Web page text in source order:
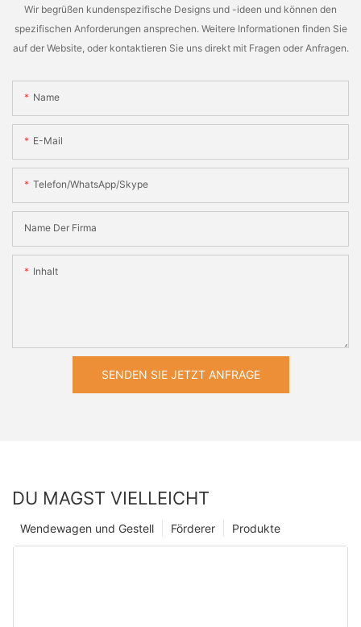
Wir begrüßen kundenspezifische Designs und -ideen und können den
spezifischen Anforderungen ansprechen. Weitere Informationen finden Sie
auf der Website, oder kontaktieren Sie uns direkt mit Fragen oder Anfragen.
Name
E-Mail
Telefon/WhatsApp/Skype
Name Der Firma
Inhalt
SENDEN SIE JETZT ANFRAGE
DU MAGST VIELLEICHT
Produkte
Förderer
Wendewagen und Gestell